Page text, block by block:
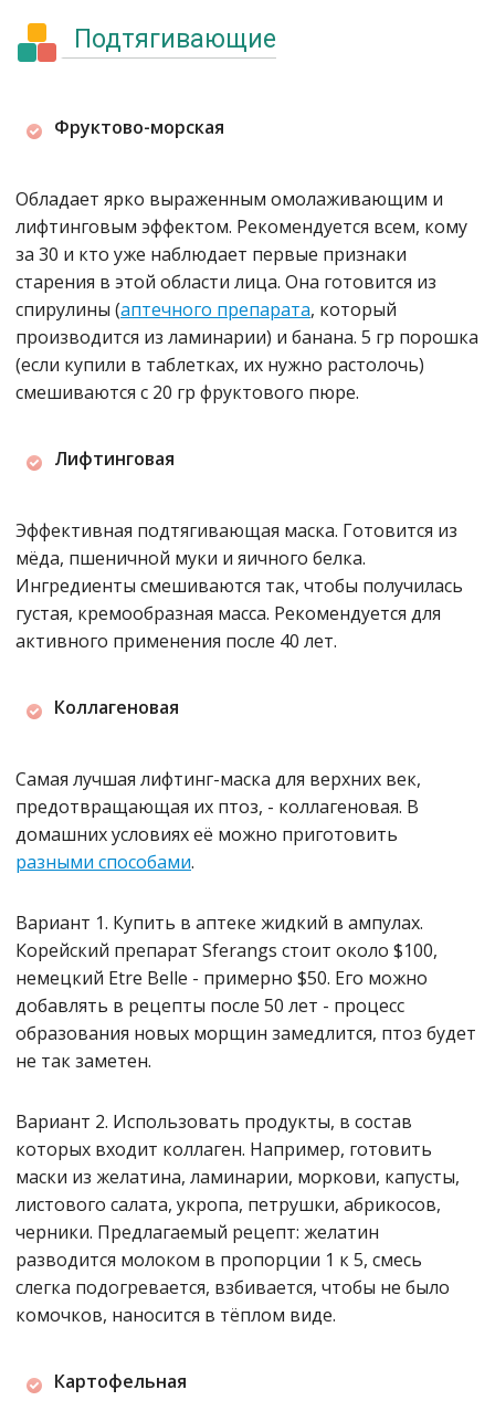
Подтягивающие
Фруктово-морская
Обладает ярко выраженным омолаживающим и
лифтинговым эффектом. Рекомендуется всем, кому
за 30 и кто уже наблюдает первые признаки
старения в этой области лица. Она готовится из
спирулины (аптечного препарата, который
производится из ламинарии) и банана. 5 гр порошка
(если купили в таблетках, их нужно растолочь)
смешиваются с 20 гр фруктового пюре.
Лифтинговая
Эффективная подтягивающая маска. Готовится из
мёда, пшеничной муки и яичного белка.
Ингредиенты смешиваются так, чтобы получилась
густая, кремообразная масса. Рекомендуется для
активного применения после 40 лет.
Коллагеновая
Самая лучшая лифтинг-маска для верхних век,
предотвращающая их птоз, - коллагеновая. В
домашних условиях её можно приготовить
разными способами.
Вариант 1. Купить в аптеке жидкий в ампулах.
Корейский препарат Sferangs стоит около $100,
немецкий Etre Belle - примерно $50. Его можно
добавлять в рецепты после 50 лет - процесс
образования новых морщин замедлится, птоз будет
не так заметен.
Вариант 2. Использовать продукты, в состав
которых входит коллаген. Например, готовить
маски из желатина, ламинарии, моркови, капусты,
листового салата, укропа, петрушки, абрикосов,
черники. Предлагаемый рецепт: желатин
разводится молоком в пропорции 1 к 5, смесь
слегка подогревается, взбивается, чтобы не было
комочков, наносится в тёплом виде.
Картофельная